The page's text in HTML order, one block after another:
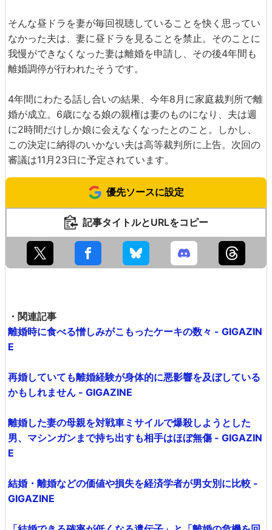
そんな昼ドラを妻が毎回視聴していることを快く思ってい
なかった夫は、妻に昼ドラを見ることを禁止。そのことに
我慢ができなくなった妻は離婚を申請し、その後4年間も
離婚調停が行われたそうです。
4年間にわたる話し合いの結果、今年8月に家庭裁判所で離
婚が成立。6歳になる娘の親権は妻のものになり、夫は週
に2時間だけしか娘に会えなくなったとのこと。しかし、
この決定に納得のいかない夫は高等裁判所に上告。次回の
審議は11月23日に予定されています。
優先ソースに設定
記事タイトルとURLをコピー
・関連記事
離婚時に食べる憎しみがこもったケーキの数々 - GIGAZIN
E
再婚していても離婚経験が身体的に悪影響を及ぼしている
かもしれません - GIGAZINE
離婚した妻の母親を対戦車ミサイルで爆殺しようとした
男、マシンガンまで持ち出すも相手はほぼ無傷 - GIGAZIN
E
結婚・離婚などの価値や損失を経済学者が男女別に比較 -
GIGAZINE